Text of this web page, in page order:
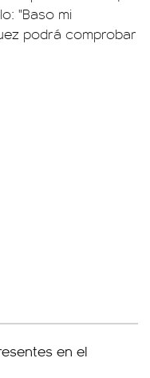
"Baso mi
podrá comprobar